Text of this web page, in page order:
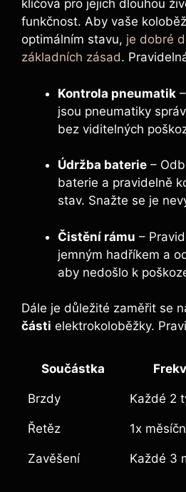
klíčová pro jejich dlouhou
funkčnost. Aby vaše
optimálním stavu, je dobré
základních zásad.
Kontrola pneumatik
jsou pneumatiky
bez viditelných
Údržba baterie –
baterie a pravidelně
stav. Snažte se je
Čistění rámu –
jemným hadříkem a
aby nedošlo k
Dále je důležité zaměřit se
části elektrokoloběžky.
Součástka
Brzdy Každé 2
Řetěz 1x
Zavěšení Každé 3